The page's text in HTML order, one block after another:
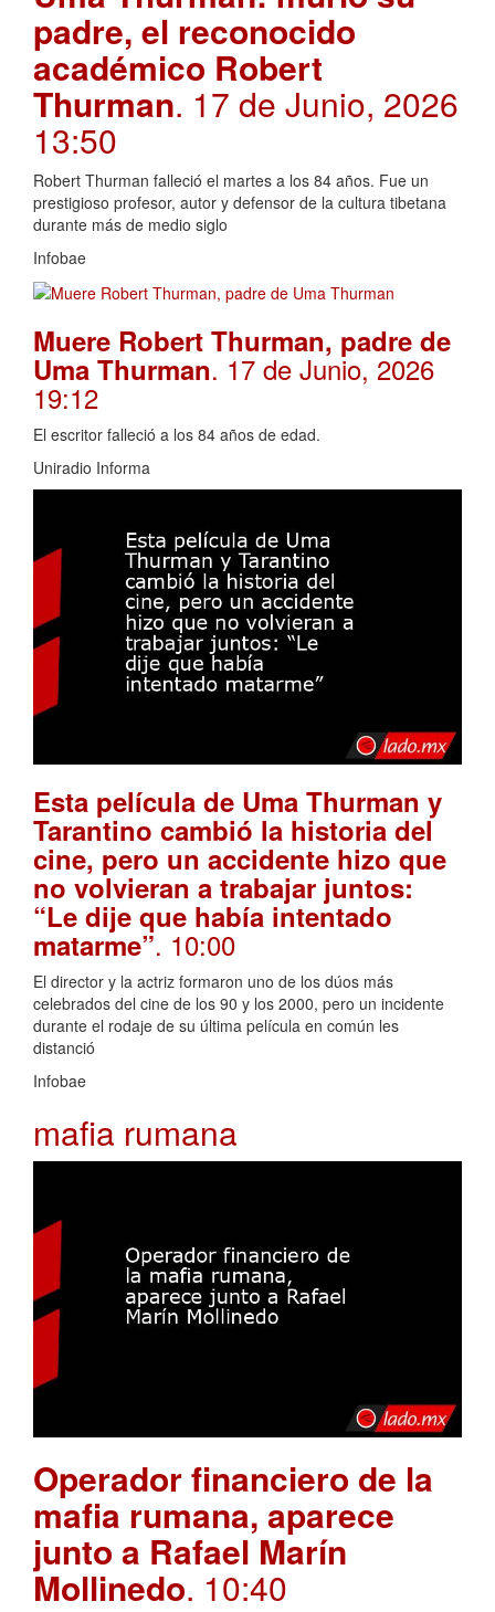
padre, el reconocido
académico Robert
Thurman. 17 de Junio, 2026
13:50
Robert Thurman falleció el martes a los 84 años. Fue un
prestigioso profesor, autor y defensor de la cultura tibetana
durante más de medio siglo
Infobae
Muere Robert Thurman, padre de
Uma Thurman. 17 de Junio, 2026
19:12
El escritor falleció a los 84 años de edad.
Uniradio Informa
Esta película de Uma Thurman y
Tarantino cambió la historia del
cine, pero un accidente hizo que
no volvieran a trabajar juntos:
“Le dije que había intentado
matarme”. 10:00
El director y la actriz formaron uno de los dúos más
celebrados del cine de los 90 y los 2000, pero un incidente
durante el rodaje de su última película en común les
distanció
Infobae
mafia rumana
Operador financiero de la
mafia rumana, aparece
junto a Rafael Marín
Mollinedo. 10:40